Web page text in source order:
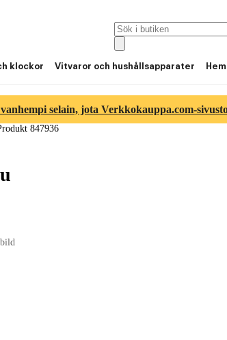
klockor Vitvaror och hushållsapparater
selain, jota Verkkokauppa.com-
847936